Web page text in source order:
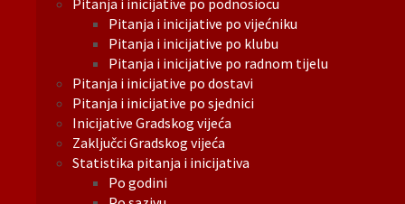
Pitanja i inicijative po podnosiocu
Pitanja i inicijative po vijećniku
Pitanja i inicijative po klubu
Pitanja i inicijative po radnom tijelu
Pitanja i inicijative po dostavi
Pitanja i inicijative po sjednici
Inicijative Gradskog vijeća
Zaključci Gradskog vijeća
Statistika pitanja i inicijativa
Po godini